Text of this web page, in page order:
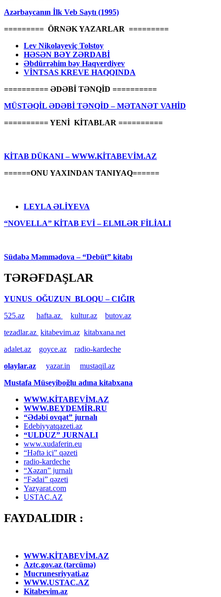
Azərbaycanın İlk Veb Saytı (1995)
========= ÖRNƏK YAZARLAR =========
Lev Nikolayeviç Tolstoy
HƏSƏN BƏY ZƏRDABİ
Əbdürrəhim bəy Haqverdiyev
VİNTSAS KREVE HAQQINDA
========== ƏDƏBİ TƏNQİD ==========
MÜSTƏQİL ƏDƏBİ TƏNQİD – MƏTANƏT VAHİD
========== YENİ KİTABLAR ==========
KİTAB DÜKANI – WWW.KİTABEVİM.AZ
======ONU YAXINDAN TANIYAQ======
LEYLA ƏLİYEVA
“NOVELLA” KİTAB EVİ – ELMLƏR FİLİALI
Südabə Məmmədova – “Debüt” kitabı
TƏRƏFDAŞLAR
YUNUS OĞUZUN BLOQU – CIĞIR
525.az
hafta.az kultur.az
butov.az
tezadlar.az kitabevim.az kitabxana.net
adalet.az
goyce.az
radio-kardeche
olaylar.az
yazar.in
mustaqil.az
Mustafa Müseyiboğlu adına kitabxana
WWW.KİTABEVİM.AZ
WWW.BEYDEMİR.RU
“Ədəbi ovqat” jurnalı
Edebiyyatqazeti.az
“ULDUZ” JURNALI
www.xudaferin.eu
“Həftə içi” qəzeti
radio-kardeche
“Xəzan” jurnalı
“Fədai” qəzeti
Yazyarat.com
USTAC.AZ
FAYDALIDIR :
WWW.KİTABEVİM.AZ
Aztc.gov.az (tərcümə)
Mucrunesriyyati.az
WWW.USTAC.AZ
Kitabevim.az